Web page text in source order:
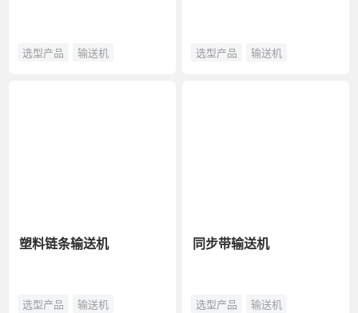
选型产品 输送机
塑料链条输送机
选型产品 输送机
选型产品 输送机
同步带输送机
选型产品 输送机